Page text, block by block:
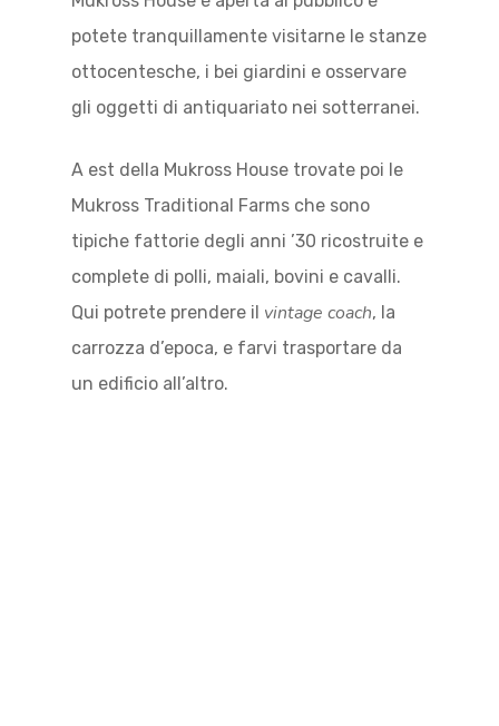
potete tranquillamente visitarne le stanze
ottocentesche, i bei giardini e osservare
gli oggetti di antiquariato nei sotterranei.
A est della Mukross House trovate poi le
Mukross Traditional Farms che sono
tipiche fattorie degli anni ’30 ricostruite e
complete di polli, maiali, bovini e cavalli.
Qui potrete prendere il vintage coach, la
carrozza d’epoca, e farvi trasportare da
un edificio all’altro.